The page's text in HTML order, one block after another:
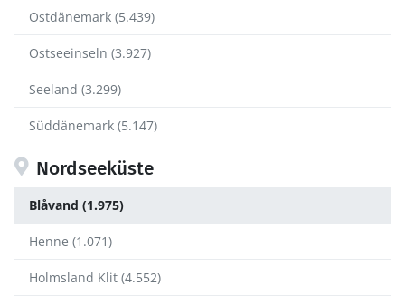
Ostdänemark (5.439)
Ostseeinseln (3.927)
Seeland (3.299)
Süddänemark (5.147)
Nordseeküste
Blåvand (1.975)
Henne (1.071)
Holmsland Klit (4.552)